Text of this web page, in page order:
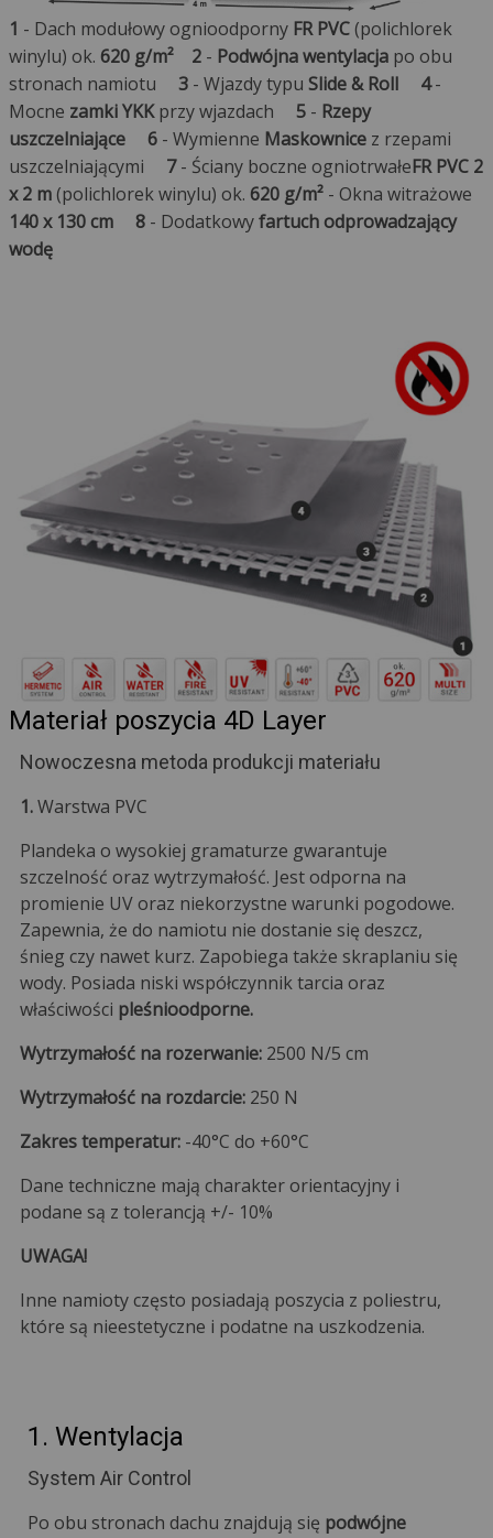
1 - Dach modułowy ognioodporny FR PVC(polichlorek
winylu) ok. 620 g/m² 2- Podwójna wentylacjapo obu
stronach namiotu 3- Wjazdy typu Slide & Roll 4-
Mocne zamki YKKprzy wjazdach 5- Rzepy
uszczelniające
6- Wymienne Maskownicez rzepami
uszczelniającymi 7- Ściany boczne ogniotrwałeFR PVC 2
x 2 m(polichlorek winylu) ok. 620 g/m²- Okna witrażowe
140 x 130 cm
8- Dodatkowyfartuch odprowadzający
wodę
Materiał poszycia 4D Layer
Nowoczesna metoda produkcji materiału
1.Warstwa PVC
Plandeka o wysokiej gramaturze gwarantuje
szczelność oraz wytrzymałość. Jest odporna na
promienie UV oraz niekorzystne warunki pogodowe.
Zapewnia, że do namiotu nie dostanie się deszcz,
śnieg czy nawet kurz. Zapobiega także skraplaniu się
wody. Posiada niski współczynnik tarcia oraz
właściwości pleśnioodporne.
Wytrzymałość na rozerwanie: 2500 N/5 cm
Wytrzymałość na rozdarcie:250 N
Zakres temperatur:-40°C do +60°C
Dane techniczne mają charakter orientacyjny i
podane są z tolerancją +/- 10%
UWAGA!
Inne namioty często posiadają poszycia z poliestru,
które są nieestetyczne i podatne na uszkodzenia.
1. Wentylacja
System Air Control
Po obu stronach dachu znajdują się podwójne